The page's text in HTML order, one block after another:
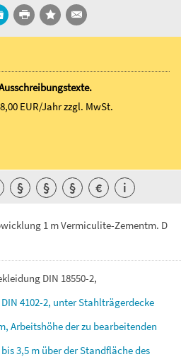
1 m Vermiculite-Zementm. D
DIN 18550-2,
DIN 4102-2, unterStahlträgerdecke
Arbeitshöhederzu bearbeitenden
bis3,5 m überderStandflächedes
EUR/Jahrzzgl. MwSt.
§ § § € i